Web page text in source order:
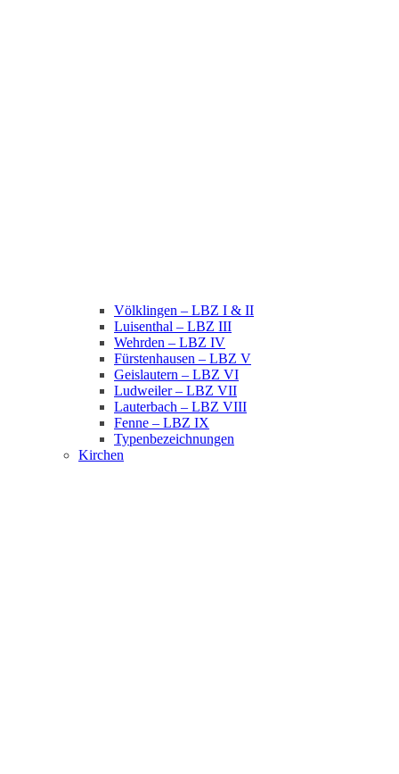
Völklingen – LBZ I & II
Luisenthal – LBZ III
Wehrden – LBZ IV
Fürstenhausen – LBZ V
Geislautern – LBZ VI
Ludweiler – LBZ VII
Lauterbach – LBZ VIII
Fenne – LBZ IX
Typenbezeichnungen
Kirchen